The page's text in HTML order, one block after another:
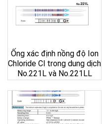
Ống xác định nồng độ Ion
Chloride Cl trong dung dịch
No.221L và No.221LL